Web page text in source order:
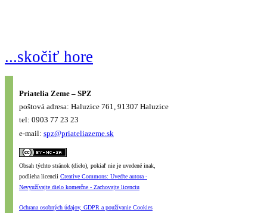
...skočiť hore
Priatelia Zeme – SPZ
poštová adresa: Haluzice 761, 91307 Haluzice
tel: 0903 77 23 23
e-mail: spz@priateliazeme.sk
Obsah týchto stránok (dielo), pokiaľ nie je uvedené inak,
podlieha licencii Creative Commons: Uveďte autora -
Nevyužívajte dielo komerčne - Zachovajte licenciu
Ochrana osobných údajov, GDPR a používanie Cookies